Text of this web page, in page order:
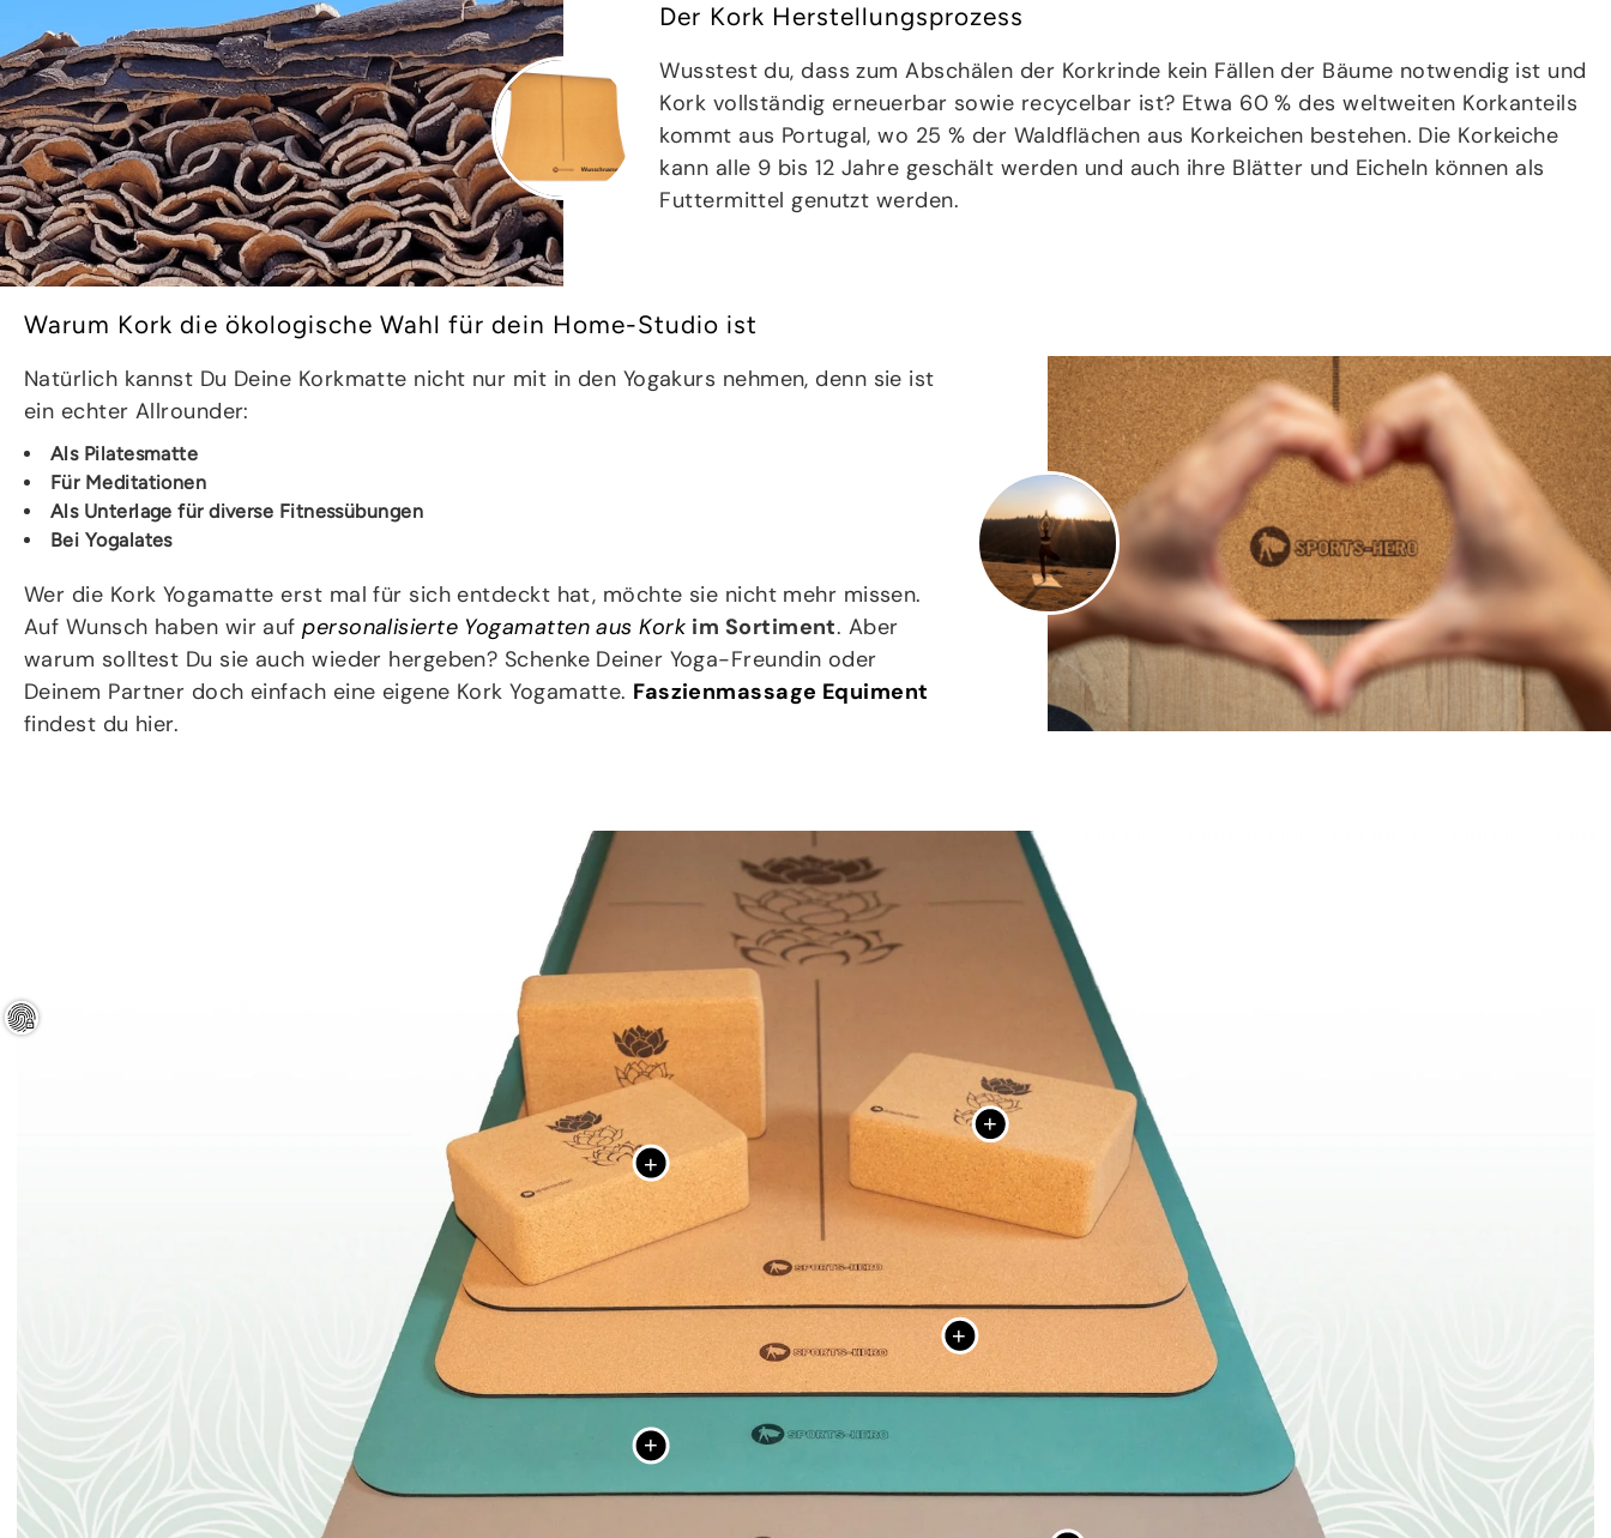
Der Kork Herstellungsprozess
Wusstest du, dass zum Abschälen der Korkrinde kein Fällen der Bäume notwendig ist und
Kork vollständig erneuerbar sowie recycelbar ist? Etwa 60 % des weltweiten Korkanteils
kommt aus Portugal, wo 25 % der Waldflächen aus Korkeichen bestehen. Die Korkeiche
kann alle 9 bis 12 Jahre geschält werden und auch ihre Blätter und Eicheln können als
Futtermittel genutzt werden.
Warum Kork die ökologische Wahl für dein Home-Studio ist
Natürlich kannst Du Deine Korkmatte nicht nur mit in den Yogakurs nehmen, denn sie ist
ein echter Allrounder:
Als Pilatesmatte
Für Meditationen
Als Unterlage für diverse Fitnessübungen
Bei Yogalates
Wer die Kork Yogamatte erst mal für sich entdeckt hat, möchte sie nicht mehr missen.
Auf Wunsch haben wir aufpersonalisierte Yogamatten aus Kork im Sortiment. Aber
warum solltest Du sie auch wieder hergeben? Schenke Deiner Yoga-Freundin oder
Deinem Partner doch einfach eine eigene Kork Yogamatte. Faszienmassage Equiment
findest du hier.